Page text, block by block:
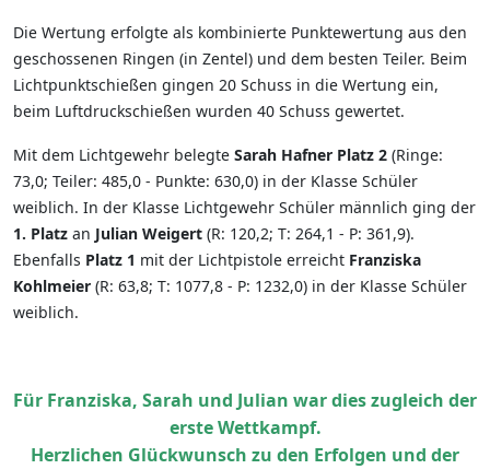
Die Wertung erfolgte als kombinierte Punktewertung aus den
geschossenen Ringen (in Zentel) und dem besten Teiler. Beim
Lichtpunktschießen gingen 20 Schuss in die Wertung ein,
beim Luftdruckschießen wurden 40 Schuss gewertet.
Mit dem Lichtgewehr belegte Sarah Hafner Platz 2 (Ringe:
73,0; Teiler: 485,0 - Punkte: 630,0) in der Klasse Schüler
weiblich. In der Klasse Lichtgewehr Schüler männlich ging der
1. Platz an Julian Weigert (R: 120,2; T: 264,1 - P: 361,9).
Ebenfalls Platz 1 mit der Lichtpistole erreicht Franziska
Kohlmeier (R: 63,8; T: 1077,8 - P: 1232,0) in der Klasse Schüler
weiblich.
Für Franziska, Sarah und Julian war dies zugleich der
erste Wettkampf.
Herzlichen Glückwunsch zu den Erfolgen und der